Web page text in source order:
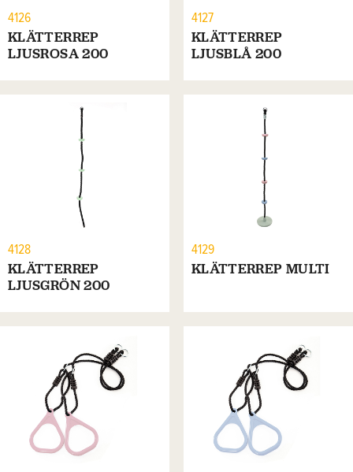
4126
KLÄTTERREP
LJUSROSA 200
4127
KLÄTTERREP
LJUSBLÅ 200
4128
KLÄTTERREP
LJUSGRÖN 200
4129
KLÄTTERREP MULTI